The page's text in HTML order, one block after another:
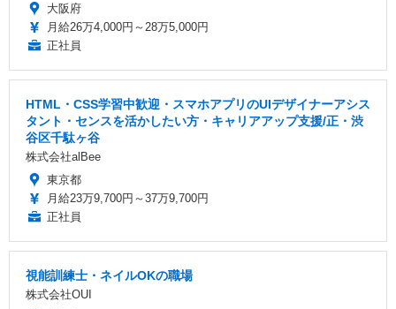
大阪府
月給26万4,000円～28万5,000円
正社員
HTML・CSS学習中歓迎・スマホアプリのUIデザイナーアシス
タント・センスを活かしたい方・キャリアアップ支援/正・渋
⾕区千駄ヶ⾕
株式会社alBee
東京都
月給23万9,700円～37万9,700円
正社員
視能訓練士・ネイルOKの職場
株式会社OUI